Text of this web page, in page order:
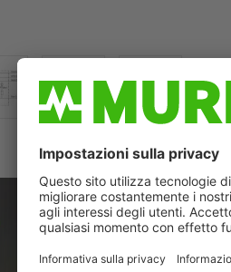
Il prodotto può differire dall'immagine